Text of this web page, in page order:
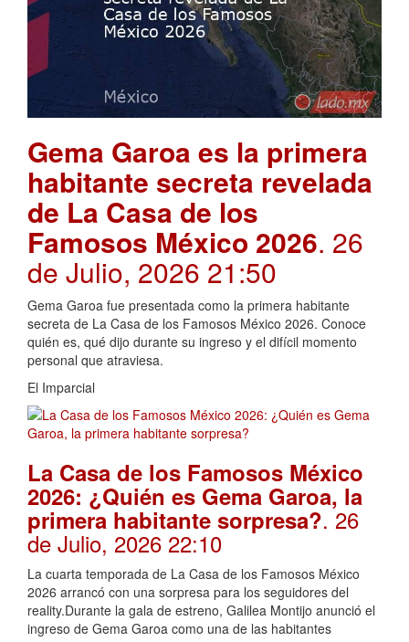
Gema Garoa es la primera
habitante secreta revelada
de La Casa de los
Famosos México 2026. 26
de Julio, 2026 21:50
Gema Garoa fue presentada como la primera habitante
secreta de La Casa de los Famosos México 2026. Conoce
quién es, qué dijo durante su ingreso y el difícil momento
personal que atraviesa.
El Imparcial
La Casa de los Famosos México
2026: ¿Quién es Gema Garoa, la
primera habitante sorpresa?. 26
de Julio, 2026 22:10
La cuarta temporada de La Casa de los Famosos México
2026 arrancó con una sorpresa para los seguidores del
reality.Durante la gala de estreno, Galilea Montijo anunció el
ingreso de Gema Garoa como una de las habitantes